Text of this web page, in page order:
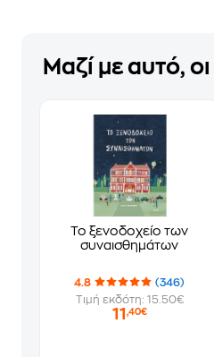
Μαζί με αυτό,
Το ξενοδοχείο των
συναισθημάτων
4.8
(346)
Τιμή εκδότη: 15.50€
11 ,40€